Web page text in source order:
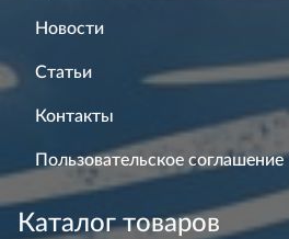
Новости
Статьи
Контакты
Пользовательское соглашение
Каталог товаров